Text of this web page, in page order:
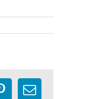
E-